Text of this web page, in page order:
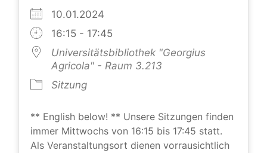
10.01.2024
16:15 - 17:45
Universitätsbibliothek "Georgius
Agricola" - Raum 3.213
Sitzung
** English below! ** Unsere Sitzungen finden
immer Mittwochs von 16:15 bis 17:45 statt.
Als Veranstaltungsort dienen vorrausichtlich